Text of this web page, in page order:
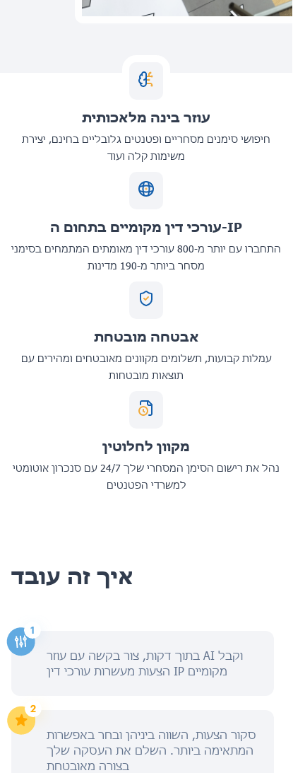
עוזר בינה מלאכותית
חיפושי סימנים מסחריים ופטנטים גלובליים בחינם, יצירת
משימות קלה ועוד
עורכי דין מקומיים בתחום ה-IP
התחברו עם יותר מ-800 עורכי דין מאומתים המתמחים בסימני
מסחר ביותר מ-190 מדינות
אבטחה מובטחת
עמלות קבועות, תשלומים מקוונים מאובטחים ומהירים עם
תוצאות מובטחות
מקוון לחלוטין
נהל את רישום הסימן המסחרי שלך 24/7 עם סנכרון אוטומטי
למשרדי הפטנטים
איך זה עובד
בתוך דקות, צור בקשה עם עוזר AI וקבל
הצעות מעשרות עורכי דין IP מקומיים
סקור הצעות, השווה ביניהן ובחר באפשרות
המתאימה ביותר. השלם את העסקה שלך
בצורה מאובטחת